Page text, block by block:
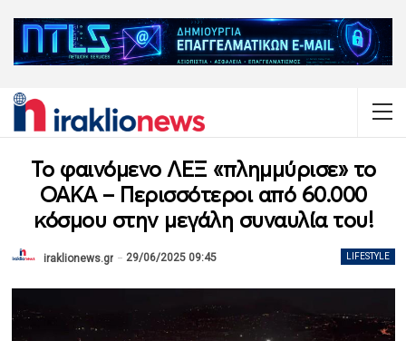
Το φαινόμενο ΛΕΞ «πλημμύρισε» το
ΟΑΚΑ – Περισσότεροι από 60.000
κόσμου στην μεγάλη συναυλία του!
LIFESTYLE
iraklionews.gr 29/06/2025 09:45